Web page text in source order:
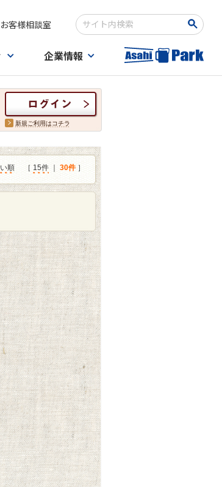
お客様相談室
検索キーワード入力
企業情報
新規ご利用はコチラ
順 ［ 15件 30件 ］